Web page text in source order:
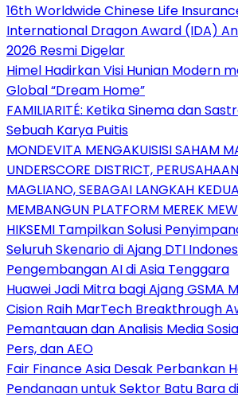
16th Worldwide Chinese Life
International Dragon Award (IDA)
2026 Resmi Digelar
Himel Hadirkan Visi Hunian Modern
Global “Dream Home”
FAMILIARITÉ: Ketika Sinema dan
Sebuah Karya Puitis
MONDEVITA MENGAKUISISI SAHAM
UNDERSCORE DISTRICT,
MAGLIANO, SEBAGAI LANGKAH
MEMBANGUN PLATFORM MEREK
HIKSEMI Tampilkan Solusi
Seluruh Skenario di Ajang DTI
Pengembangan AI di Asia Tenggara
Huawei Jadi Mitra bagi Ajang GSMA
Cision Raih MarTech Breakthrough
Pemantauan dan Analisis Media
Pers, dan AEO
Fair Finance Asia Desak Perbankan
Pendanaan untuk Sektor Batu Bara di